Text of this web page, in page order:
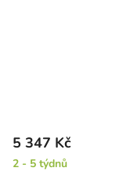
5 347 Kč
2 - 5 týdnů